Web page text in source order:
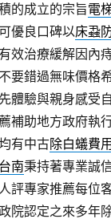
的成立的宗旨電
優良口碑以床蝨
有效治療緩解因內
要錯過無味價格
體驗與親身感受
補助地方政府執
有中古除白蟻費用
南秉持著專業誠
評專家推薦每位
院認定之來多年